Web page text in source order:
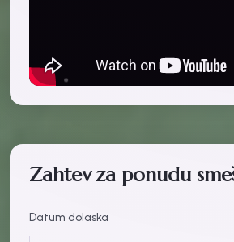
Zahtev za ponudu
Datum dolaska